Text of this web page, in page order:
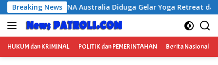
Langsung
ke
konten
Breaking News
Gelar Yoga Retreat dan Menjadi Instruktur Meditasi
HUKUM dan KRIMINAL POLITIK dan PEMERINTAHAN Berita Nasional